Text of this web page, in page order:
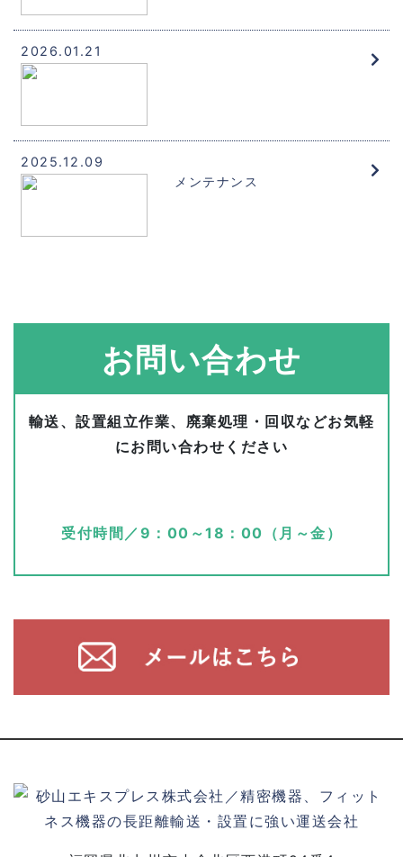
2026.01.21
2025.12.09
メンテナンス
お問い合わせ
輸送、設置組立作業、廃棄処理・回収などお気軽
にお問い合わせください
受付時間／9：00～18：00（月～金）